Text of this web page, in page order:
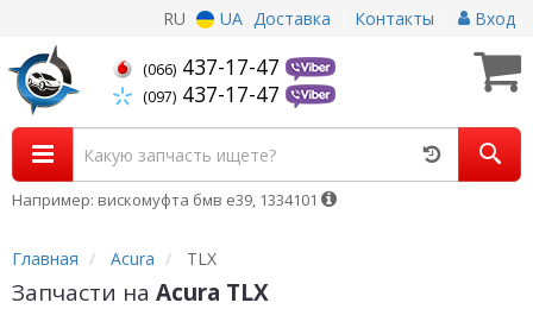
RU UA Доставка Контакты Вход
(066) 437-17-47
(097) 437-17-47
Например: вискомуфта бмв е39, 1334101
Главная Acura TLX
Запчасти на Acura TLX